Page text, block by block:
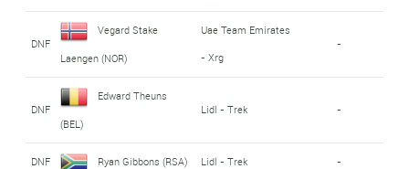
DNF
Vegard Stake
Laengen (NOR)
Uae Team Emirates
- Xrg
-
DNF
Edward Theuns
(BEL)
Lidl - Trek -
DNF Ryan Gibbons (RSA) Lidl - Trek -